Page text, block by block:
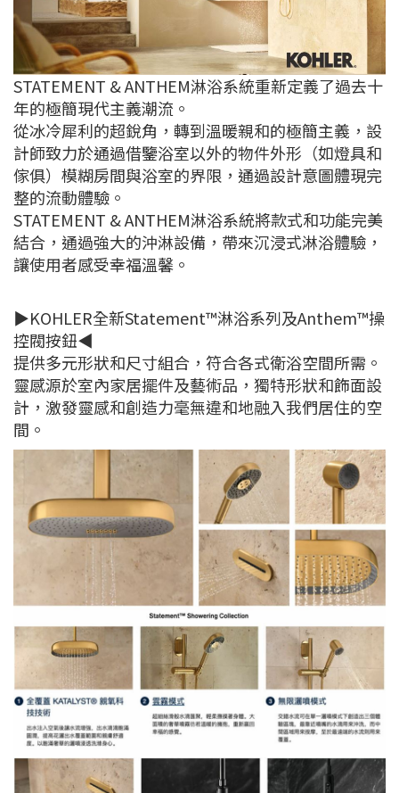
STATEMENT & ANTHEM淋浴系統重新定義了過去十
年的極簡現代主義潮流。
從冰冷犀利的超銳角，轉到溫暖親和的極簡主義，設
計師致力於通過借鑒浴室以外的物件外形（如燈具和
傢俱）模糊房間與浴室的界限，通過設計意圖體現完
整的流動體驗。
STATEMENT & ANTHEM淋浴系統將款式和功能完美
結合，通過強大的沖淋設備，帶來沉浸式淋浴體驗，
讓使用者感受幸福溫馨。
▶KOHLER全新Statement™淋浴系列及Anthem™操
控閥按鈕◀
提供多元形狀和尺寸組合，符合各式衛浴空間所需。
靈感源於室內家居擺件及藝術品，獨特形狀和飾面設
計，激發靈感和創造力毫無違和地融入我們居住的空
間。